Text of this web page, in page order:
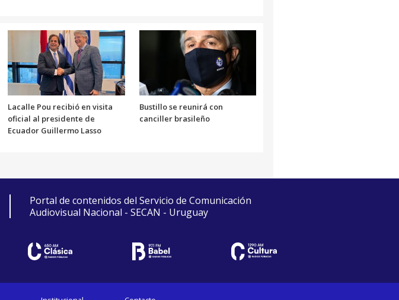
Lacalle Pou recibió en visita
oficial al presidente de
Ecuador Guillermo Lasso
Bustillo se reunirá con
canciller brasileño
Portal de contenidos del Servicio de Comunicación
Audiovisual Nacional - SECAN - Uruguay